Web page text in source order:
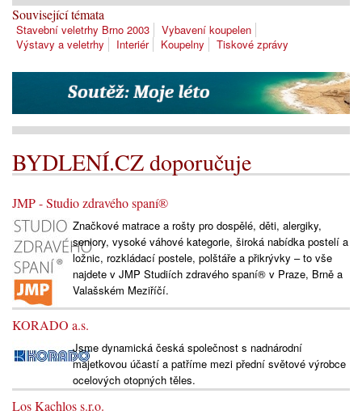
Související témata
Stavební veletrhy Brno 2003
Vybavení koupelen
Výstavy a veletrhy
Interiér Koupelny Tiskové zprávy
BYDLENÍ.CZ doporučuje
JMP - Studio zdravého spaní®
Značkové matrace a rošty pro dospělé, děti, alergiky,
seniory, vysoké váhové kategorie, široká nabídka postelí a
ložnic, rozkládací postele, polštáře a přikrývky – to vše
najdete v JMP Studiích zdravého spaní® v Praze, Brně a
Valašském Meziříčí.
KORADO a.s.
Jsme dynamická česká společnost s nadnárodní
majetkovou účastí a patříme mezi přední světové výrobce
ocelových otopných těles.
Los Kachlos s.r.o.